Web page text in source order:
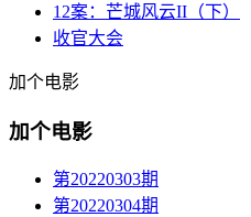
12案：芒城风云II（下）
收官大会
加个电影
加个电影
第20220303期
第20220304期